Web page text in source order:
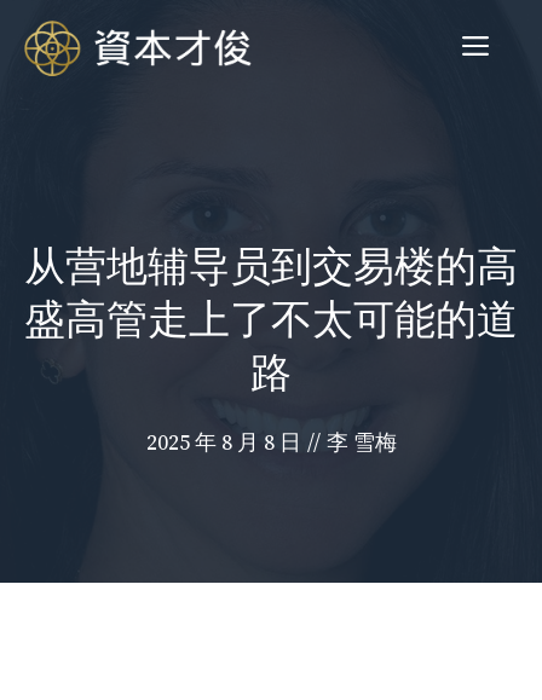
菜
从营地辅导员到交易楼的高
盛高管走上了不太可能的道
路
2025 年 8 月 8 日 // 李 雪梅